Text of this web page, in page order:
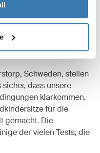
Schweden, stellen
dass unsere
klarkommen.
für die
gemacht. Die
der vielen Tests, die